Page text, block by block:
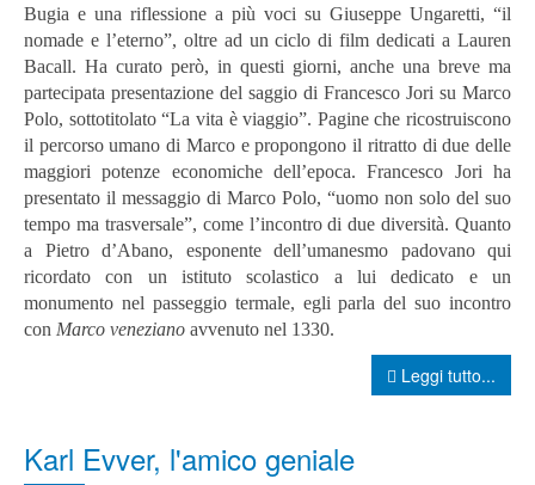
Bugia e una riflessione a più voci su Giuseppe Ungaretti, “il
nomade e l’eterno”, oltre ad un ciclo di film dedicati a Lauren
Bacall. Ha curato però, in questi giorni, anche una breve ma
partecipata presentazione del saggio di Francesco Jori su Marco
Polo, sottotitolato “La vita è viaggio”. Pagine che ricostruiscono
il percorso umano di Marco e propongono il ritratto di due delle
maggiori potenze economiche dell’epoca.Francesco Jori ha
presentato il messaggio di Marco Polo, “uomo non solo del suo
tempo ma trasversale”, come l’incontro di due diversità. Quanto
a Pietro d’Abano, esponente dell’umanesmo padovano qui
ricordato con un istituto scolastico a lui dedicato e un
monumento nel passeggio termale, egli parla del suo incontro
con Marco veneziano avvenuto nel 1330.
Leggi tutto...
Karl Evver, l'amico geniale